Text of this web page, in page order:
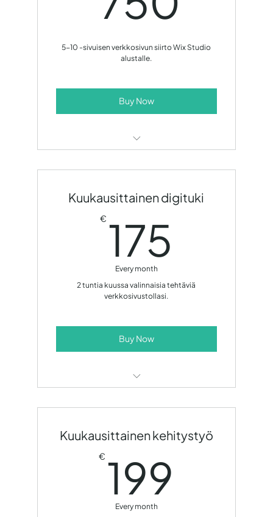
5-10 -sivuisen verkkosivun siirto Wix Studio
alustalle.
Buy Now
uudelle alustalle.
Kuukausittainen digituki
€ 175
Every month
2 tuntia kuussa valinnaisia tehtäviä
verkkosivustollasi.
Buy Now
Kuukausittainen kehitystyö
€ 199
Every month